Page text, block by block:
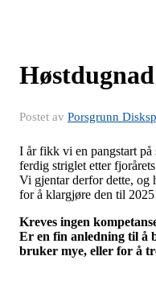
Postet av Porsgrunn
I år fikk vi en pangstart på
ferdig striglet etter
Vi gjentar derfor dette, og
for å klargjøre den til
Kreves ingen
Er en fin anledning til å
bruker mye, eller for å